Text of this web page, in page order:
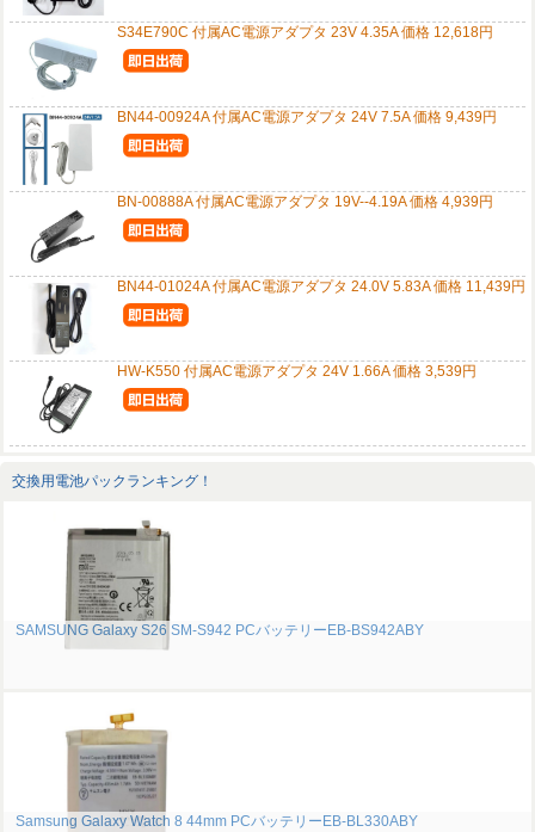
S34E790C 付属AC電源アダプタ 23V 4.35A 価格 12,618円
BN44-00924A 付属AC電源アダプタ 24V 7.5A 価格 9,439円
BN-00888A 付属AC電源アダプタ 19V--4.19A 価格 4,939円
BN44-01024A 付属AC電源アダプタ 24.0V 5.83A 価格 11,439円
HW-K550 付属AC電源アダプタ 24V 1.66A 価格 3,539円
交換用電池パックランキング！
SAMSUNG Galaxy S26 SM-S942 PCバッテリーEB-BS942ABY
Samsung Galaxy Watch 8 44mm PCバッテリーEB-BL330ABY